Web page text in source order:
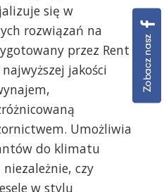
się w
rozwiązań na
przez Rent
jakości
Umożliwia
do klimatu
czy
w stylu